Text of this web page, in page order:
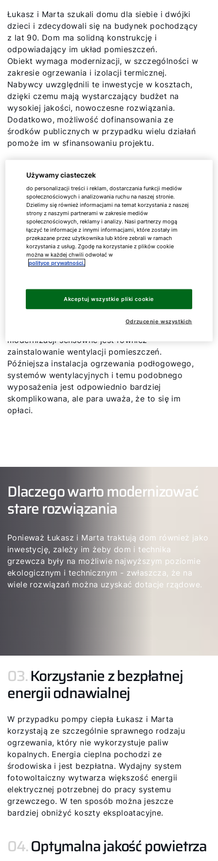
Łukasz i Marta szukali domu dla siebie i dwójki
dzieci i zdecydowali się na budynek pochodzący
z lat 90. Dom ma solidną konstrukcję i
odpowiadający im układ pomieszczeń.
Obiekt wymaga modernizacji, w szczególności w
zakresie ogrzewania i izolacji termicznej.
Nabywcy uwzględnili te inwestycje w kosztach,
dzięki czemu mają wystarczający budżet na
wysokiej jakości, nowoczesne rozwiązania.
Dodatkowo, możliwość dofinansowania ze
środków publicznych w przypadku wielu działań
pomoże im w sfinansowaniu projektu.
Szczegóły modernizacji i inne
wyzwania
Oprócz instalacji nowego systemu grzewczego
para planuje wymienić również grzejniki na
ogrzewanie podłogowe. Ponadto chcą poprawić
izolację termiczną i wymienić wszystkie okna i
Energia elektryczna na potrzeby ogrzewania
modernizacji sensowne jest również
zainstalowanie wentylacji pomieszczeń.
Późniejsza instalacja ogrzewania podłogowego,
systemów wentylacyjnych i temu podobnego
wyposażenia jest odpowiednio bardziej
skomplikowana, ale para uważa, że to się im
opłaci.
Dlaczego warto modernizować
stare rozwiązania
Ponieważ Łukasz i Marta traktują dom również jako
inwestycję, zależy im żeby dom i technika
grzewcza były na możliwie najwyższym poziomie
ekologicznym i technicznym - zwłaszcza, że na
wiele rozwiązań można uzyskać dotacje rządowe.
03.Korzystanie z bezpłatnej
energii odnawialnej
W przypadku pompy ciepła Łukasz i Marta
korzystają ze szczególnie sprawnego rodzaju
ogrzewania, który nie wykorzystuje paliw
kopalnych. Energia cieplna pochodzi ze
środowiska i jest bezpłatna. Wydajny system
fotowoltaiczny wytwarza większość energii
elektrycznej potrzebnej do pracy systemu
grzewczego. W ten sposób można jeszcze
bardziej obniżyć koszty eksploatacyjne.
04.Optymalna jakość powietrza
Cześć!
Używamy ciasteczek
do personalizacji treści i reklam, dostarczania funkcji mediów
społecznościowych i analizowania ruchu na naszej stronie.
Dzielimy się również informacjami na temat korzystania z naszej
strony z naszymi partnerami w zakresie mediów
społecznościowych, reklamy i analizy. Nasi partnerzy mogą
łączyć te informacje z innymi informacjami, które zostały im
przekazane przez użytkownika lub które zebrali w ramach
korzystania z usług. Zgodę na korzystanie z plików cookie
można w każdej chwili odwołać w
polityce prywatności.
Odrzucenie wszystkich
Akceptuj wszystkie pliki cookie